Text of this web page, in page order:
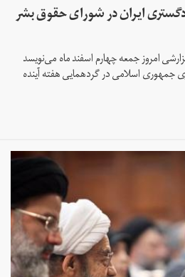
ایران در شورای حقوق بشر
امروز جمعه چهارم اسفند ماه می‌نویسد
جمهوری اسلامی در گردهمایی هفته آینده